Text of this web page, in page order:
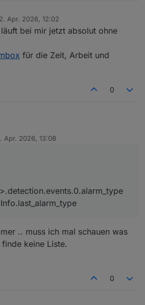
2. Apr. 2026, 12:02
von
bei mir jetzt absolut ohne
für die Zeit, Arbeit und
0
Apr. 2026, 13:08
von
.. muss ich mal schauen was
keine Liste.
0